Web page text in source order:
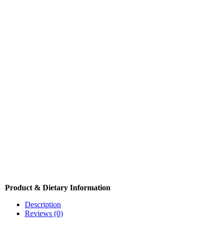
Product & Dietary Information
Description
Reviews (0)